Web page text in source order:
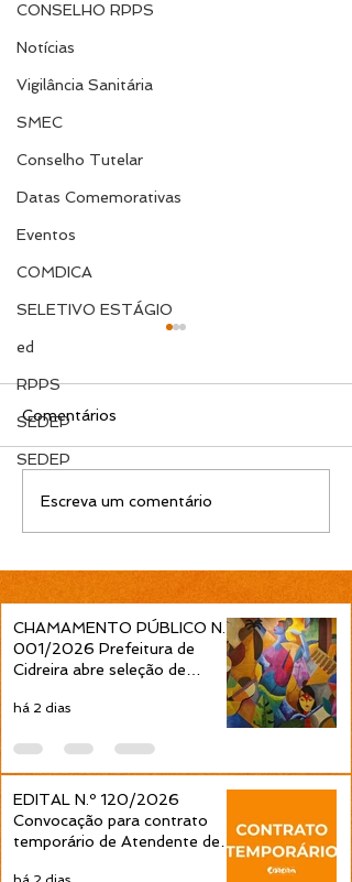
CONSELHO RPPS
Notícias
Vigilância Sanitária
SMEC
Conselho Tutelar
Datas Comemorativas
Eventos
COMDICA
SELETIVO ESTÁGIO
ed
RPPS
SEDEP
SEDEP
EDITAL N.º 119/2026
Convocação para
Professor Ensino
Séries é publicada pela
Prefeitura de Cidreira
Comentários
Escreva um comentário
CHAMAMENTO PÚBLICO N.º
001/2026 Prefeitura de
Cidreira abre seleção de
projetos culturais pela Política
Nacional Aldir Blanc
há 2 dias
EDITAL N.º 120/2026
Convocação para contrato
temporário de Atendente de